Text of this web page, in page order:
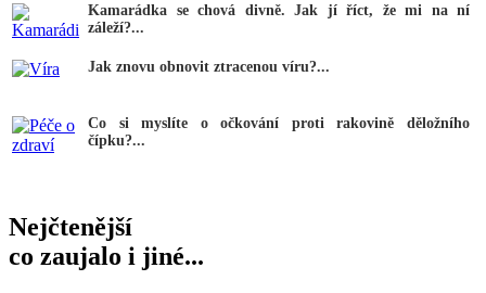
Kamarádka se chová divně. Jak jí říct, že mi na ní
záleží?...
Jak znovu obnovit ztracenou víru?...
Co si myslíte o očkování proti rakovině děložního
čípku?...
Nejčtenější
co zaujalo i jiné...